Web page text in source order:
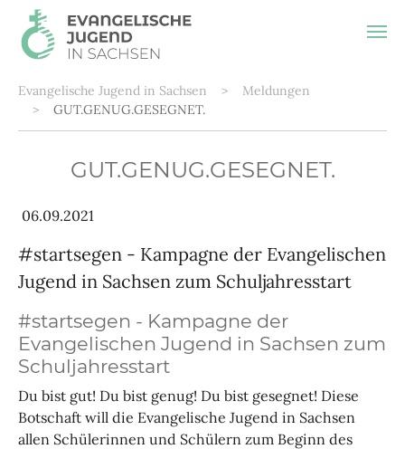
Zum Hauptinhalt springen
Sie sind hier:
Evangelische Jugend in Sachsen
Meldungen
GUT.GENUG.GESEGNET.
GUT.GENUG.GESEGNET.
06.09.2021
#startsegen - Kampagne der Evangelischen
Jugend in Sachsen zum Schuljahresstart
#startsegen - Kampagne der
Evangelischen Jugend in Sachsen zum
Schuljahresstart
Du bist gut! Du bist genug! Du bist gesegnet! Diese
Botschaft will die Evangelische Jugend in Sachsen
allen Schülerinnen und Schülern zum Beginn des